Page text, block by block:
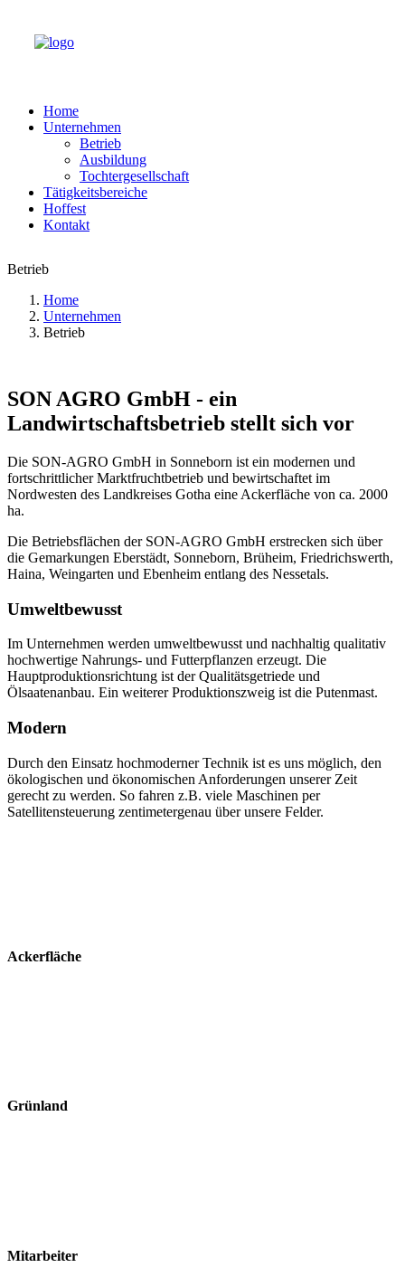
Home
Unternehmen
Betrieb
Ausbildung
Tochtergesellschaft
Tätigkeitsbereiche
Hoffest
Kontakt
Betrieb
Home
Unternehmen
Betrieb
SON AGRO GmbH - ein
Landwirtschaftsbetrieb stellt sich vor
Die SON-AGRO GmbH in Sonneborn ist ein modernen und
fortschrittlicher Marktfruchtbetrieb und bewirtschaftet im
Nordwesten des Landkreises Gotha eine Ackerfläche von ca. 2000
ha.
Die Betriebsflächen der SON-AGRO GmbH erstrecken sich über
die Gemarkungen Eberstädt, Sonneborn, Brüheim, Friedrichswerth,
Haina, Weingarten und Ebenheim entlang des Nessetals.
Umweltbewusst
Im Unternehmen werden umweltbewusst und nachhaltig qualitativ
hochwertige Nahrungs- und Futterpflanzen erzeugt. Die
Hauptproduktionsrichtung ist der Qualitätsgetriede und
Ölsaatenanbau. Ein weiterer Produktionszweig ist die Putenmast.
Modern
Durch den Einsatz hochmoderner Technik ist es uns möglich, den
ökologischen und ökonomischen Anforderungen unserer Zeit
gerecht zu werden. So fahren z.B. viele Maschinen per
Satellitensteuerung zentimetergenau über unsere Felder.
Ackerfläche
Grünland
Mitarbeiter